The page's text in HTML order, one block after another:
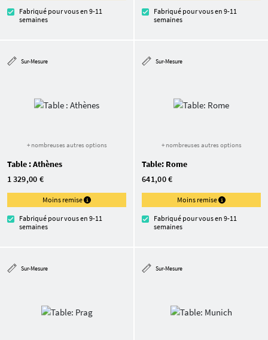
Fabriqué pour vous en 9-11
semaines
Fabriqué pour vous en 9-11
semaines
Sur-Mesure
+ nombreuses autres options
Table : Athènes
1 329,00 €
Moins remise
Fabriqué pour vous en 9-11
semaines
Sur-Mesure
+ nombreuses autres options
Table: Rome
641,00 €
Moins remise
Fabriqué pour vous en 9-11
semaines
Sur-Mesure Sur-Mesure